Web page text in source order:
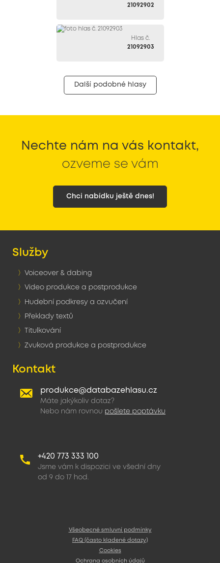
21092902
Hlas č.
21092903
Další podobné hlasy
Nechte nám na vás kontakt,
ozveme se vám
Chci nabídku ještě dnes!
Služby
Voiceover & dabing
Video produkce a postprodukce
Hudební podkresy a ozvučení
Překlady textů
Titulkování
Zvuková produkce a postprodukce
Kontakt
produkce@databazehlasu.cz
Máte jakýkoliv dotaz?
Nebo nám rovnou pošlete poptávku
+420 773 333 100
Jsme vám k dispozici ve všední dny
od 9 do 17 hod.
Všeobecné smluvní podmínky
FAQ (často kladené dotazy)
Cookies
Ochrana osobních údajů